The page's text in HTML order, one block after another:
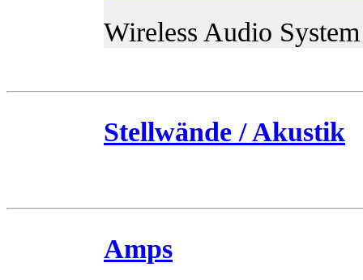
Wireless Audio
Stellwände / Akustik
Amps